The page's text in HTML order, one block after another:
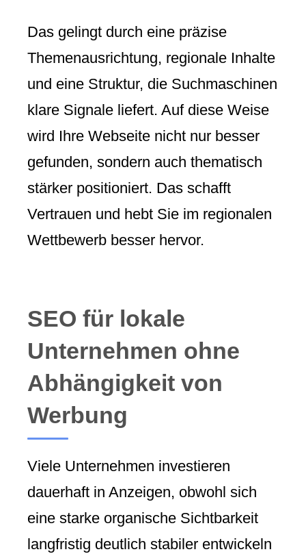
SEO für lokale
Unternehmen ohne
Abhängigkeit von
Werbung
Viele Unternehmen investieren
dauerhaft in Anzeigen, obwohl sich
eine starke organische Sichtbarkeit
langfristig deutlich stabiler entwickeln
Das gelingt durch eine präzise
Themenausrichtung, regionale Inhalte
und eine Struktur, die Suchmaschinen
klare Signale liefert. Auf diese Weise
wird Ihre Webseite nicht nur besser
gefunden, sondern auch thematisch
stärker positioniert. Das schafft
Vertrauen und hebt Sie im regionalen
Wettbewerb besser hervor.